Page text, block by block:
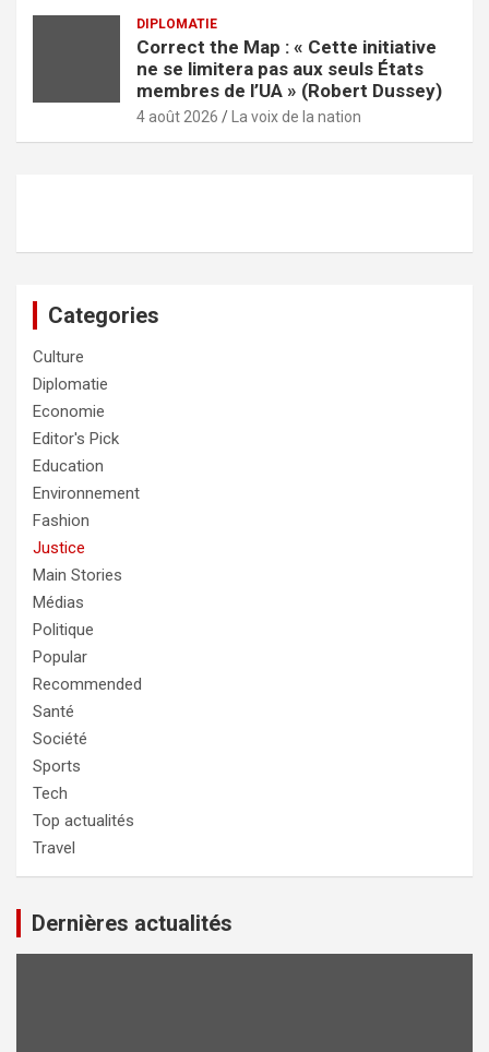
DIPLOMATIE
Correct the Map : « Cette initiative
ne se limitera pas aux seuls États
membres de l’UA » (Robert Dussey)
4 août 2026 La voix de la nation
Categories
Culture
Diplomatie
Economie
Editor's Pick
Education
Environnement
Fashion
Justice
Main Stories
Médias
Politique
Popular
Recommended
Santé
Société
Sports
Tech
Top actualités
Travel
Dernières actualités